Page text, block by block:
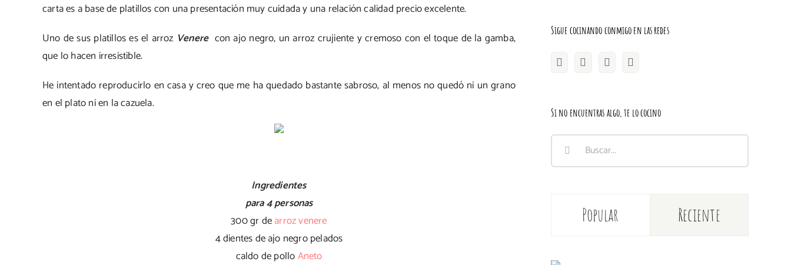
carta es a base de platillos con una presentación muy cuidada y una relación calidad precio excelente.
Uno de sus platillos es el arroz Venerecon ajo negro, un arroz crujiente y cremoso con el toque de la gamba,
que lo hacen irresistible.
He intentado reproducirlo en casa y creo que me ha quedado bastante sabroso, al menos no quedó ni un grano
en el plato ni en la cazuela.
Ingredientes
para 4 personas
300 gr dearroz venere
4 dientes de ajo negro pelados
caldo de polloAneto
Sigue cocinando conmigo en las redes
Si no encuentras algo, te lo cocino
Buscar:
Popular Reciente